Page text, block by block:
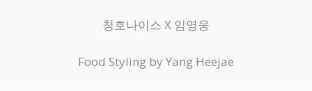
청호나이스 X 임영웅
Food Styling by Yang Heejae